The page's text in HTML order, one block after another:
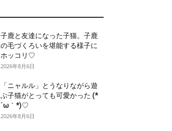
子鹿と友達になった子猫。子鹿
の毛づくろいを堪能する様子に
ホッコリ♡
2026年8月6日
「ニャルル」とうなりながら遊
ぶ子猫がとっても可愛かった (*
´ω｀*)♡
2026年8月6日